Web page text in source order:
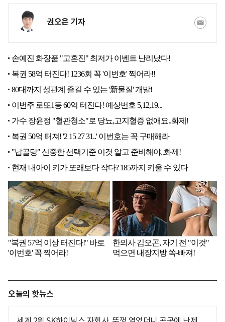
권오은 기자
오늘의 핫뉴스